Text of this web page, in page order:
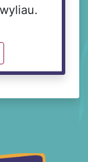
-